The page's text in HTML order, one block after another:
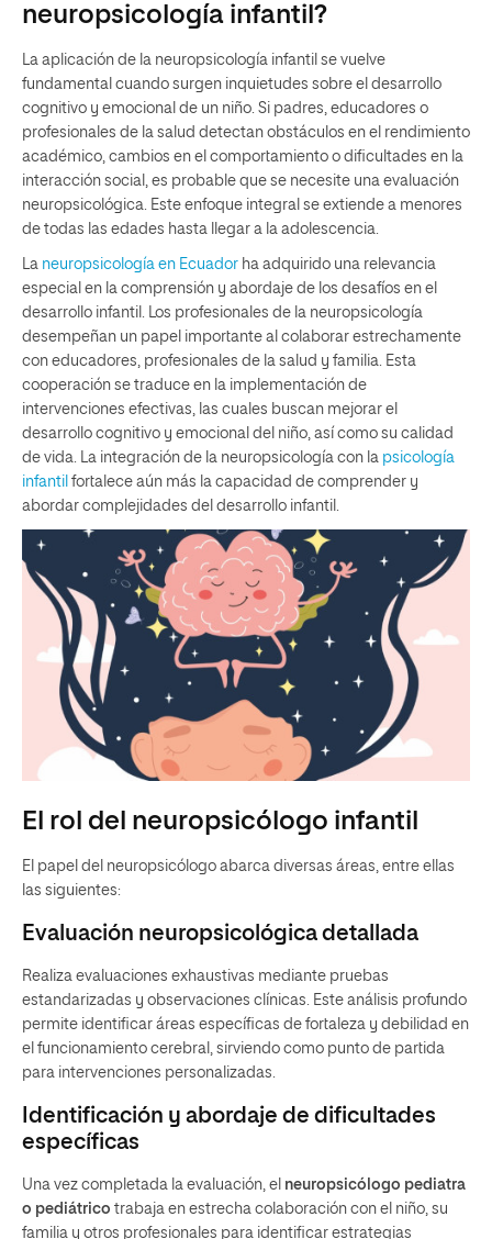
neuropsicología infantil?
La aplicación de la neuropsicología infantil se vuelve
fundamental cuando surgen inquietudes sobre el desarrollo
cognitivo y emocional de un niño. Si padres, educadores o
profesionales de la salud detectan obstáculos en el rendimiento
académico, cambios en el comportamiento o dificultades en la
interacción social, es probable que se necesite una evaluación
neuropsicológica. Este enfoque integral se extiende a menores
de todas las edades hasta llegar a la adolescencia.
La neuropsicología en Ecuador ha adquirido una relevancia
especial en la comprensión y abordaje de los desafíos en el
desarrollo infantil. Los profesionales de la neuropsicología
desempeñan un papel importante al colaborar estrechamente
con educadores, profesionales de la salud y familia. Esta
cooperación se traduce en la implementación de
intervenciones efectivas, las cuales buscan mejorar el
desarrollo cognitivo y emocional del niño, así como su calidad
de vida. La integración de la neuropsicología con la psicología
infantil fortalece aún más la capacidad de comprender y
abordar complejidades del desarrollo infantil.
El rol del neuropsicólogo infantil
El papel del neuropsicólogo abarca diversas áreas, entre ellas
las siguientes:
Evaluación neuropsicológica detallada
Realiza evaluaciones exhaustivas mediante pruebas
estandarizadas y observaciones clínicas. Este análisis profundo
permite identificar áreas específicas de fortaleza y debilidad en
el funcionamiento cerebral, sirviendo como punto de partida
para intervenciones personalizadas.
Identificación y abordaje de dificultades
específicas
Una vez completada la evaluación, el neuropsicólogo pediatra
o pediátrico trabaja en estrecha colaboración con el niño, su
familia y otros profesionales para identificar estrategias